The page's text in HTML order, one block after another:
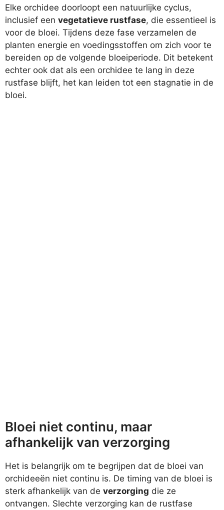
Elke orchidee doorloopt een natuurlijke cyclus,
inclusief een vegetatieve rustfase, die essentieel is
voor de bloei. Tijdens deze fase verzamelen de
planten energie en voedingsstoffen om zich voor te
bereiden op de volgende bloeiperiode. Dit betekent
echter ook dat als een orchidee te lang in deze
rustfase blijft, het kan leiden tot een stagnatie in de
bloei.
Bloei niet continu, maar
afhankelijk van verzorging
Het is belangrijk om te begrijpen dat de bloei van
orchideeën niet continu is. De timing van de bloei is
sterk afhankelijk van de verzorging die ze
ontvangen. Slechte verzorging kan de rustfase